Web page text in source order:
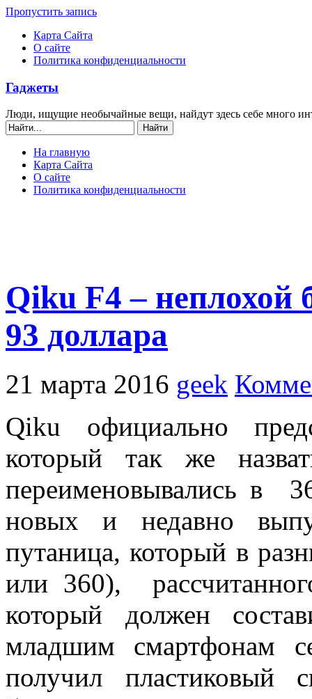
Пропустить запись
Карта Сайта
О сайте
Политика конфиденциальности
Гаджеты
Люди, ищущие необычайные вещи, найдут здесь себе много
На главную
Карта Сайта
О сайте
Политика конфиденциальности
Qiku F4 –
93 доллара
21 марта 2016 geek
Qiku официально
который так же
переименовывались в
новых и недавно
путаница, который в
или 360),
который должен
младшим смартфонам
получил пластиковый